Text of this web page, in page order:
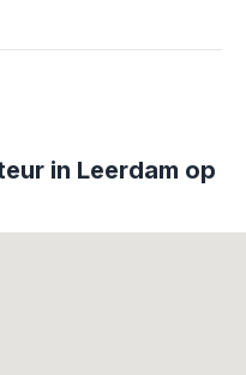
in Leerdam op